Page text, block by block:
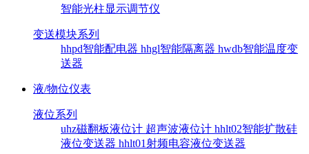
智能光柱显示调节仪
变送模块系列
hhpd智能配电器 hhgl智能隔离器 hwdb智能温度变
送器
液/物位仪表
液位系列
uhz磁翻板液位计 超声波液位计 hhlt02智能扩散硅
液位变送器 hhlt01射频电容液位变送器